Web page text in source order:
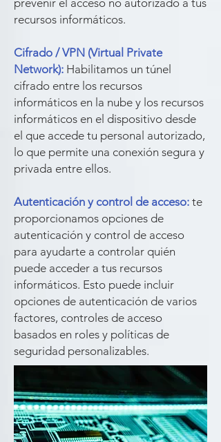
recursos informáticos.
Cifrado / VPN (Virtual Private
Network): Habilitamos un túnel
cifrado entre los recursos
informáticos en la nube y los recursos
informáticos en el dispositivo desde
el que accede tu personal autorizado,
lo que permite una conexión segura y
privada entre ellos.
Autenticación y control de acceso: te
proporcionamos opciones de
autenticación y control de acceso
para ayudarte a controlar quién
puede acceder a tus recursos
informáticos. Esto puede incluir
opciones de autenticación de varios
factores, controles de acceso
basados en roles y políticas de
seguridad personalizables.